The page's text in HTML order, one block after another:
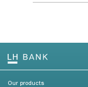
Our products